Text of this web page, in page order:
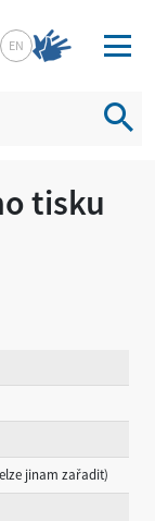
EN
tisku
jinam zařadit)